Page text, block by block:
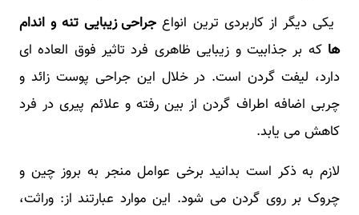
یکی دیگر از کاربردی ترین انواع جراحی زیبایی تنه و اندام
ها که بر جذابیت و زیبایی ظاهری فرد تاثیر فوق العاده ای
دارد، لیفت گردن است. در خلال این جراحی پوست زائد و
چربی اضافه اطراف گردن از بین رفته و علائم پیری در فرد
کاهش می یابد.
لازم به ذکر است بدانید برخی عوامل منجر به بروز چین و
چروک بر روی گردن می شود. این موارد عبارتند از: وراثت،